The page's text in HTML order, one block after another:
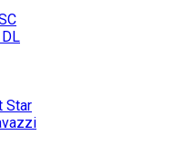
Star